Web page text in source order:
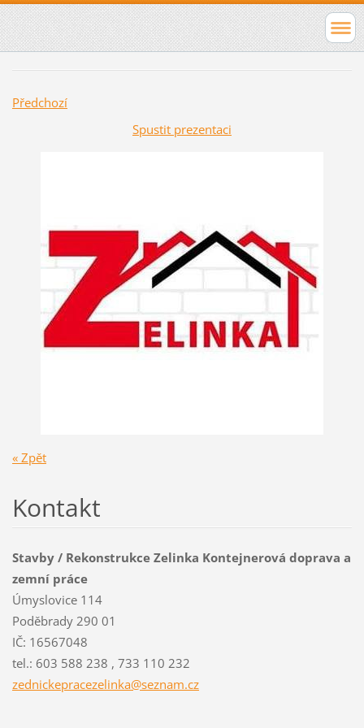
Předchozí
Spustit prezentaci
« Zpět
Kontakt
Stavby / Rekonstrukce Zelinka Kontejnerová doprava a
zemní práce
Úmyslovice 114
Poděbrady 290 01
IČ: 16567048
tel.: 603 588 238 , 733 110 232
zednickepracezelinka@seznam.cz